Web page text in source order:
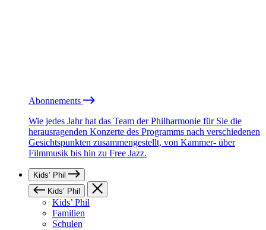
Abonnements
Wie jedes Jahr hat das Team der Philharmonie für Sie die
herausragenden Konzerte des Programms nach verschiedenen
Gesichtspunkten zusammengestellt, von Kammer- über
Filmmusik bis hin zu Free Jazz.
Kids’ Phil
Kids’ Phil
Kids’ Phil
Familien
Schulen